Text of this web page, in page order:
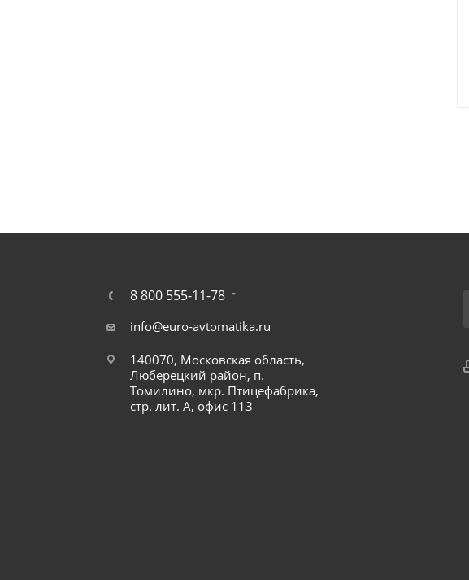
8 800 555-11-78
info@euro-avtomatika.ru
140070, Московская область,
Люберецкий район, п.
Томилино, мкр. Птицефабрика,
стр. лит. А, офис 113